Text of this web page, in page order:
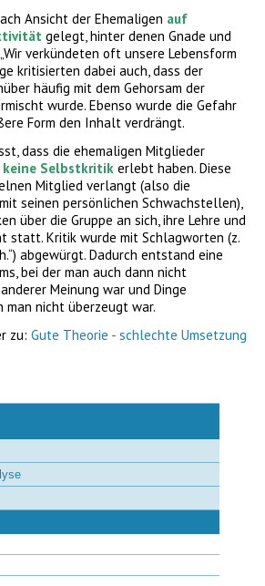
Ansicht der Ehemaligen auf
gelegt, hinter denen Gnade und
verkündeten oft unsere Lebensform
kritisierten dabei auch, dass der
häufig mit dem Gehorsam der
wurde. Ebenso wurde die Gefahr
Form den Inhalt verdrängt.
dass die ehemaligen Mitglieder
keine Selbstkritik erlebt haben. Diese
Mitglied verlangt (also die
seinen persönlichen Schwachstellen),
über die Gruppe an sich, ihre Lehre und
statt. Kritik wurde mit Schlagworten (z.
abgewürgt. Dadurch entstand eine
bei der man auch dann nicht
Meinung war und Dinge
man nicht überzeugt war.
zu: Gute Theorie - schlechte Umsetzung